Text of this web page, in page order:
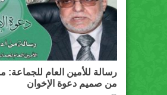
رسالة للأمين العام للجماعة:
من صميم دعوة الإخوان